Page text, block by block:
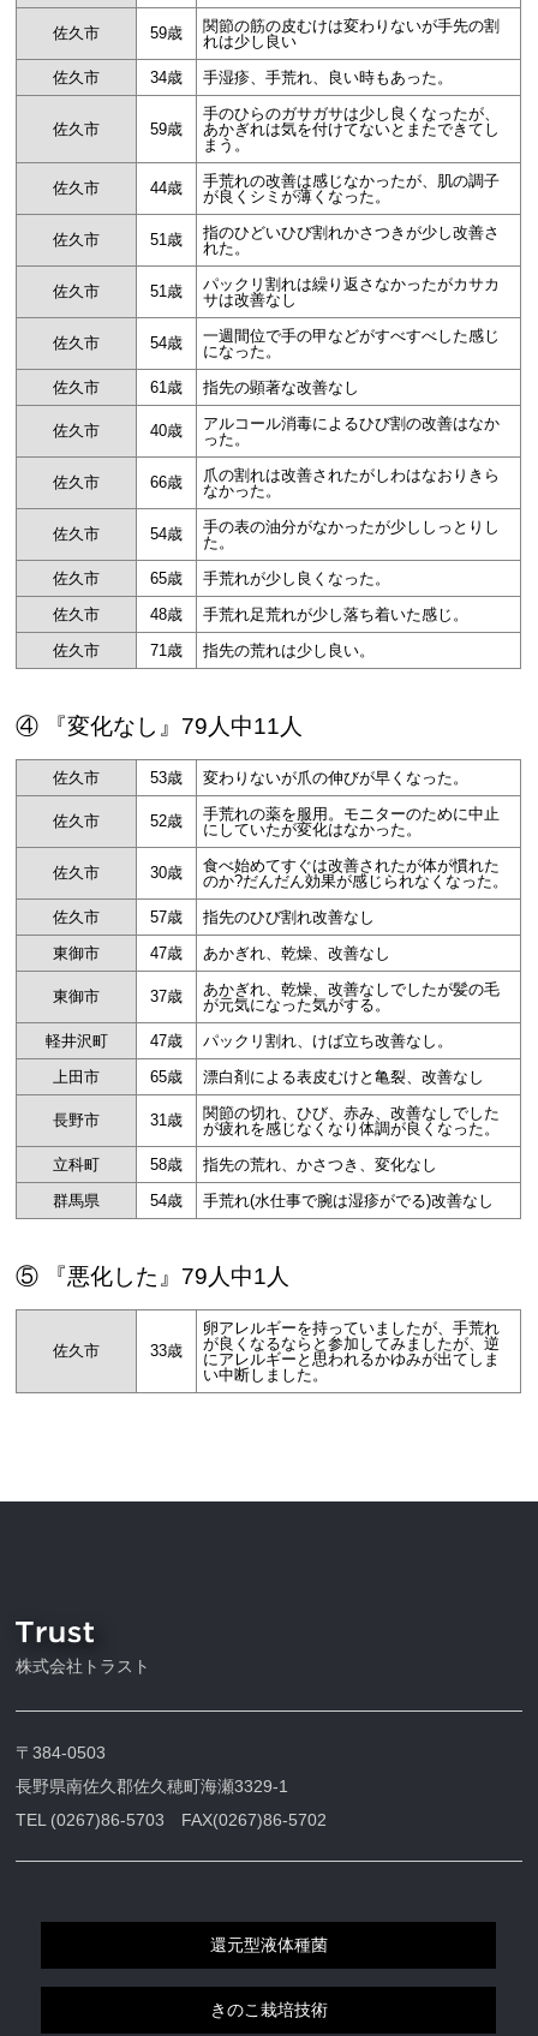
佐久市 59歳
関節の筋の皮むけは変わりないが手先の割
れは少し良い
佐久市
34歳 手湿疹、手荒れ、良い時もあった。
佐久市 59歳
手のひらのガサガサは少し良くなったが、
あかぎれは気を付けてないとまたできてし
まう。
佐久市 44歳
手荒れの改善は感じなかったが、肌の調子
が良くシミが薄くなった。
佐久市 51歳
指のひどいひび割れかさつきが少し改善さ
れた。
佐久市 51歳
パックリ割れは繰り返さなかったがカサカ
サは改善なし
佐久市 54歳
一週間位で手の甲などがすべすべした感じ
になった。
佐久市
61歳 指先の顕著な改善なし
佐久市 40歳
アルコール消毒によるひび割の改善はなか
った。
佐久市 66歳
爪の割れは改善されたがしわはなおりきら
なかった。
佐久市 54歳
手の表の油分がなかったが少ししっとりし
た。
佐久市
65歳
手荒れが少し良くなった。
佐久市
48歳
手荒れ足荒れが少し落ち着いた感じ。
佐久市
71歳 指先の荒れは少し良い。
④ 『変化なし』79人中11人
佐久市 53歳 変わりないが爪の伸びが早くなった。
佐久市 52歳
手荒れの薬を服用。モニターのために中止
にしていたが変化はなかった。
佐久市 30歳
食べ始めてすぐは改善されたが体が慣れた
のか?だんだん効果が感じられなくなった。
佐久市
57歳
指先のひび割れ改善なし
東御市
47歳 あかぎれ、乾燥、改善なし
東御市 37歳
あかぎれ、乾燥、改善なしでしたが髪の毛
が元気になった気がする。
軽井沢町
47歳
パックリ割れ、けば立ち改善なし。
上田市
65歳 漂白剤による表皮むけと亀裂、改善なし
長野市 31歳
関節の切れ、ひび、赤み、改善なしでした
が疲れを感じなくなり体調が良くなった。
立科町
58歳
指先の荒れ、かさつき、変化なし
群馬県
54歳 手荒れ(水仕事で腕は湿疹がでる)改善なし
⑤ 『悪化した』79人中1人
佐久市 33歳
卵アレルギーを持っていましたが、手荒れ
が良くなるならと参加してみましたが、逆
にアレルギーと思われるかゆみが出てしま
い中断しました。
株式会社トラスト
〒384-0503
長野県南佐久郡佐久穂町海瀬3329-1
TEL (0267)86-5703 FAX(0267)86-5702
還元型液体種菌
きのこ栽培技術